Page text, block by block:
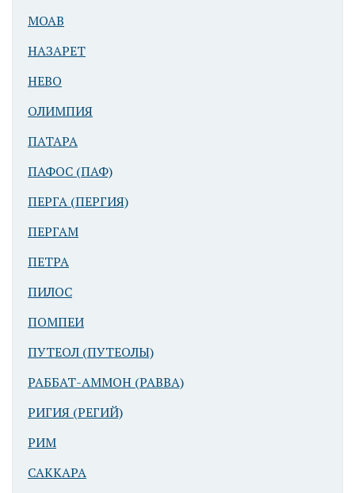
МОАВ
НАЗАРЕТ
НЕВО
ОЛИМПИЯ
ПАТАРА
ПАФОС (ПАФ)
ПЕРГА (ПЕРГИЯ)
ПЕРГАМ
ПЕТРА
ПИЛОС
ПОМПЕИ
ПУТЕОЛ (ПУТЕОЛЫ)
РАББАТ-АММОН (РАВВА)
РИГИЯ (РЕГИЙ)
РИМ
САККАРА